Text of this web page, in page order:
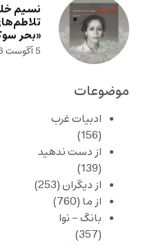
نسیم
«بحر
5 آگوست 2026
موضوعات
ادبیات غرب
(156)
از دست ندهید
(139)
از دیگران(253)
از ما (760)
بانگ – نوا
(357)